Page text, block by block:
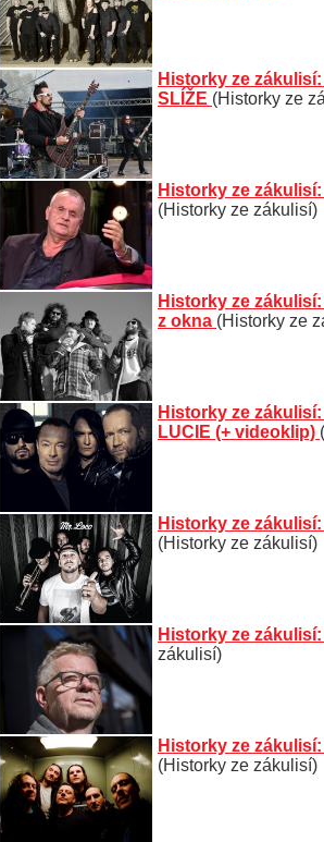
Historky ze
SLÍŽE (Historky ze
Historky ze
(Historky ze zákulisí)
Historky ze
z okna (Historky ze
Historky ze
LUCIE (+ videoklip)
Historky ze
(Historky ze zákulisí)
Historky ze
zákulisí)
Historky ze
(Historky ze zákulisí)